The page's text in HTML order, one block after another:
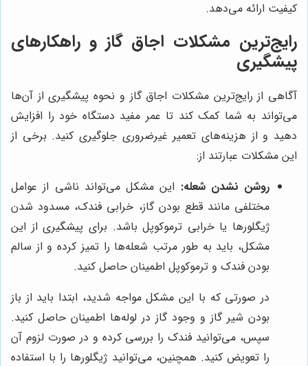
کیفیت ارائه می‌دهد.
رایج‌ترین مشکلات اجاق گاز و راهکارهای
پیشگیری
آگاهی از رایج‌ترین مشکلات اجاق گاز و نحوه پیشگیری از آن‌ها
می‌تواند به شما کمک کند تا عمر مفید دستگاه خود را افزایش
دهید و از هزینه‌های تعمیر غیرضروری جلوگیری کنید. برخی از
این مشکلات عبارتند از:
روشن نشدن شعله: این مشکل می‌تواند ناشی از عوامل
مختلفی مانند قطع بودن گاز، خرابی فندک، مسدود شدن
ژیگلورها یا خرابی ترموکوپل باشد. برای پیشگیری از این
مشکل، باید به طور مرتب شعله‌ها را تمیز کرده و از سالم
بودن فندک و ترموکوپل اطمینان حاصل کنید.
در صورتی که با این مشکل مواجه شدید، ابتدا باید از باز
بودن شیر گاز و وجود گاز در لوله‌ها اطمینان حاصل کنید.
سپس، می‌توانید فندک را بررسی کرده و در صورت لزوم آن
را تعویض کنید. همچنین، می‌توانید ژیگلورها را با استفاده